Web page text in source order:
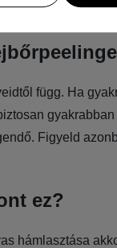
függ. Ha
Figyeld
ez?
hámlasztása